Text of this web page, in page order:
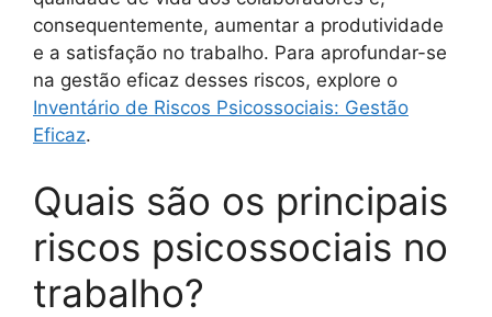
consequentemente, aumentar a produtividade
e a satisfação no trabalho. Para aprofundar-se
na gestão eficaz desses riscos, explore o
Inventário de Riscos Psicossociais: Gestão
Eficaz.
Quais são os principais
riscos psicossociais no
trabalho?